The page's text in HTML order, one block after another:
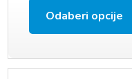
proizvoda
Odaberi opcije
proizvod